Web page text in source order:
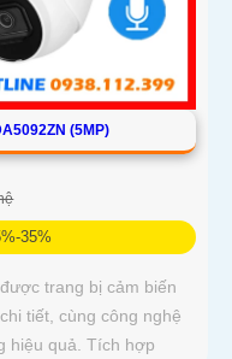
(5MP)
35%
trang bị cảm biến
tiết, cùng công nghệ
hiệu quả. Tích hợp